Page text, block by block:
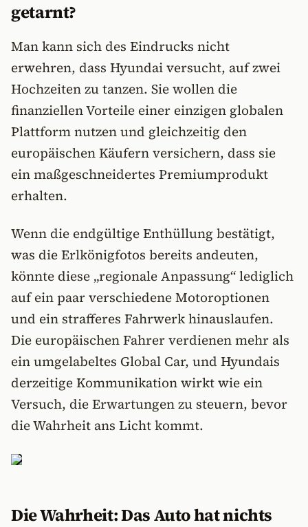
getarnt?
Man kann sich des Eindrucks nicht
erwehren, dass Hyundai versucht, auf zwei
Hochzeiten zu tanzen. Sie wollen die
finanziellen Vorteile einer einzigen globalen
Plattform nutzen und gleichzeitig den
europäischen Käufern versichern, dass sie
ein maßgeschneidertes Premiumprodukt
erhalten.
Wenn die endgültige Enthüllung bestätigt,
was die Erlkönigfotos bereits andeuten,
könnte diese „regionale Anpassung“ lediglich
auf ein paar verschiedene Motoroptionen
und ein strafferes Fahrwerk hinauslaufen.
Die europäischen Fahrer verdienen mehr als
ein umgelabeltes Global Car, und Hyundais
derzeitige Kommunikation wirkt wie ein
Versuch, die Erwartungen zu steuern, bevor
die Wahrheit ans Licht kommt.
Die Wahrheit: Das Auto hat nichts